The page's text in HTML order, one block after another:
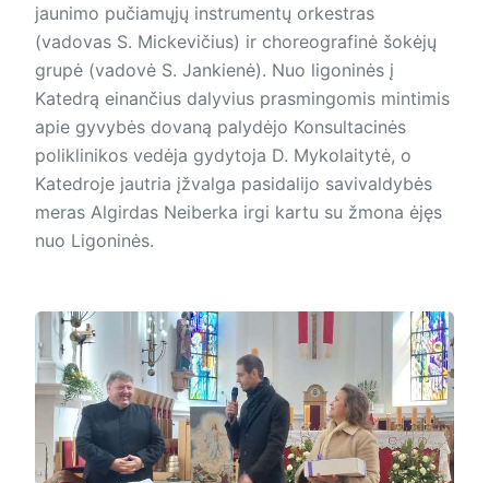
jaunimo pučiamųjų instrumentų orkestras
(vadovas S. Mickevičius) ir choreografinė šokėjų
grupė (vadovė S. Jankienė). Nuo ligoninės į
Katedrą einančius dalyvius prasmingomis mintimis
apie gyvybės dovaną palydėjo Konsultacinės
poliklinikos vedėja gydytoja D. Mykolaitytė, o
Katedroje jautria įžvalga pasidalijo savivaldybės
meras Algirdas Neiberka irgi kartu su žmona ėjęs
nuo Ligoninės.